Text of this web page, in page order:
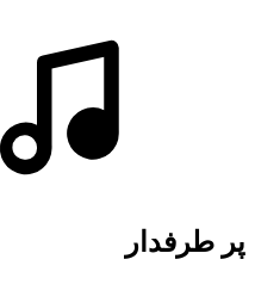
پر طرفدار